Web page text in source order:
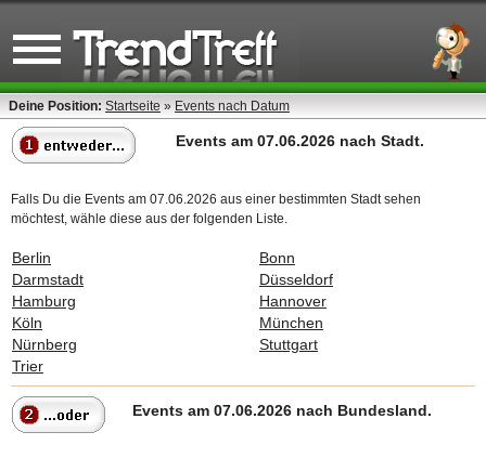
Deine Position: Startseite » Events nach Datum
Events am 07.06.2026 nach Stadt.
Falls Du die Events am 07.06.2026 aus einer bestimmten Stadt sehen
möchtest, wähle diese aus der folgenden Liste.
Berlin
Bonn
Darmstadt
Düsseldorf
Hamburg
Hannover
Köln
München
Nürnberg
Stuttgart
Trier
Events am 07.06.2026 nach Bundesland.